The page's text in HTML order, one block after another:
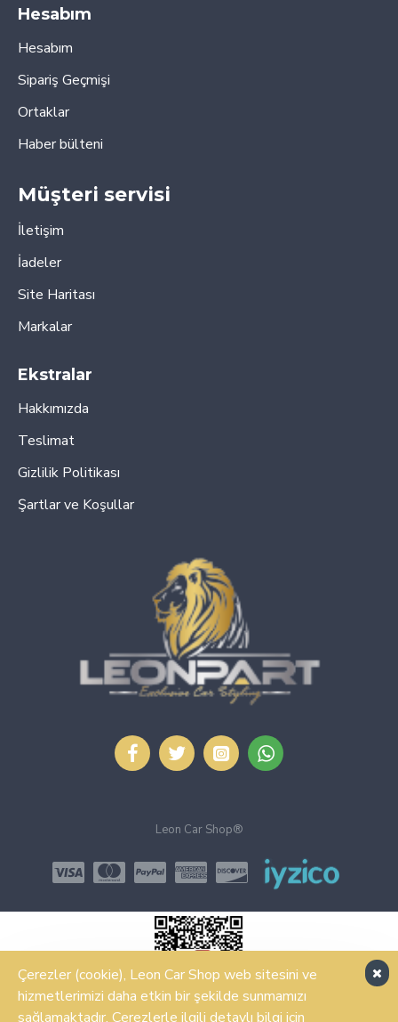
Hesabım
Hesabım
Sipariş Geçmişi
Ortaklar
Haber bülteni
Müşteri servisi
İletişim
İadeler
Site Haritası
Markalar
Ekstralar
Hakkımızda
Teslimat
Gizlilik Politikası
Şartlar ve Koşullar
Leon Car Shop®
Çerezler (cookie), Leon Car Shop web sitesini ve
hizmetlerimizi daha etkin bir şekilde sunmamızı
sağlamaktadır. Çerezlerle ilgili detaylı bilgi için